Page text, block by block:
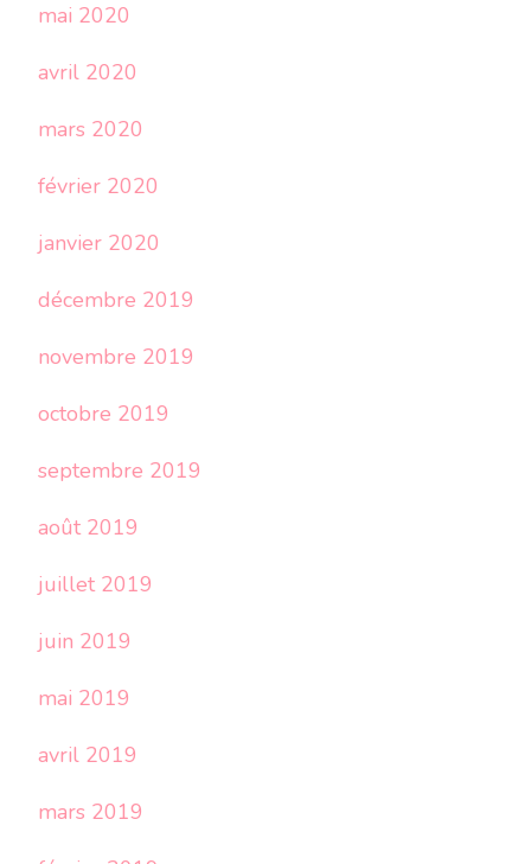
mai 2020
avril 2020
mars 2020
février 2020
janvier 2020
décembre 2019
novembre 2019
octobre 2019
septembre 2019
août 2019
juillet 2019
juin 2019
mai 2019
avril 2019
mars 2019